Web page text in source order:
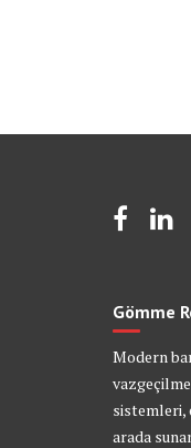
Gömme
Modern
sistemleri,
arada